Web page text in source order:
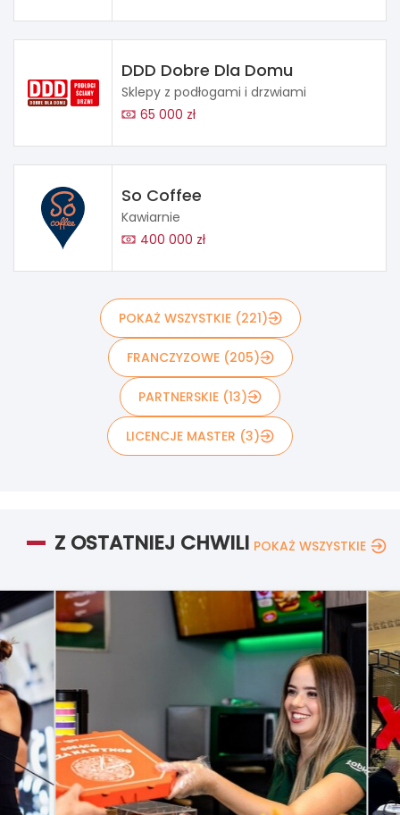
DDD Dobre Dla Domu
Sklepy z podłogami i drzwiami
65 000 zł
So Coffee
Kawiarnie
400 000 zł
POKAŻ WSZYSTKIE (221)
FRANCZYZOWE (205)
PARTNERSKIE (13)
LICENCJE MASTER (3)
Z OSTATNIEJ CHWILI POKAŻ WSZYSTKIE